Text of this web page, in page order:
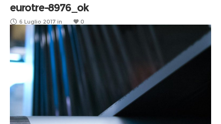
eurotre-8976_ok
6 Luglio 2017 in 0